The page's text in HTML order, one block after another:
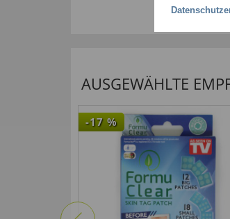
AUSGEWÄHLTE
-17 %